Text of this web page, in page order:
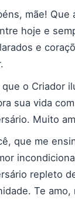
mãe! Que
hoje e
e
que o Criador
sua vida
Muito
que me
repleto
Te amo,